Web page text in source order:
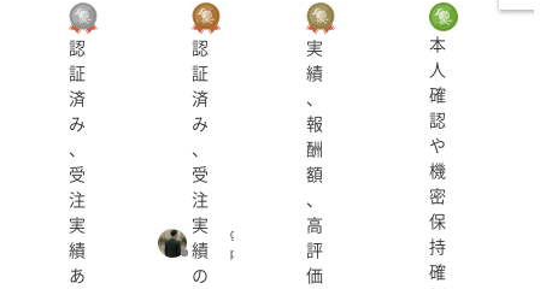
１．株式上場（IPO)のためのショートレビュー
２．株式上場（IPO)をするためのスケジュール管理、社
内管理規程作成
３．M&Aのための株価算定業務、財務デューデリジェン
ス業務、M&Aプロセス全般のサポート
４．内部統制監査（JSOX)の実施
５．内部監査の実施
６．上場会社経理・決算体制構築
７．原価計算制度構築
８．経営改善計画・事業計画作成、経営・財務分析
９．経営者や経営幹部層からのよろず相談
認
証
済
み
、
受
注
実
績
あ
認
証
済
み
、
受
注
実
績
の
g
p
実
績
、
報
酬
額
、
高
評
価
本
人
確
認
や
機
密
保
持
確